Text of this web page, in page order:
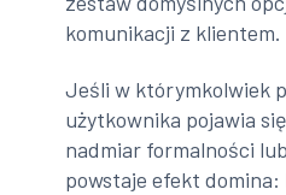
komunikacji z klientem.
Jeśli w którymkolwiek
użytkownika pojawia
nadmiar formalności
powstaje efekt domina: